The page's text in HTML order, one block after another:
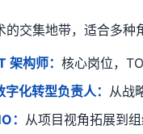
交集地带，适合多种
架构师：核心岗位，
化转型负责人： 从战
： 从项目视角拓展到